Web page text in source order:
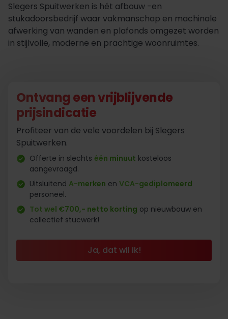
Slegers Spuitwerken is hét afbouw -en
stukadoorsbedrijf waar vakmanschap en machinale
afwerking van wanden en plafonds omgezet worden
in stijlvolle, moderne en prachtige woonruimtes.
Ontvang een vrijblijvende
prijsindicatie
Profiteer van de vele voordelen bij Slegers
Spuitwerken.
Offerte in slechts één minuut kosteloos
aangevraagd.
Uitsluitend A-merken en VCA-gediplomeerd
personeel.
Tot wel €700,- netto korting op nieuwbouw en
collectief stucwerk!
Ja, dat wil ik!